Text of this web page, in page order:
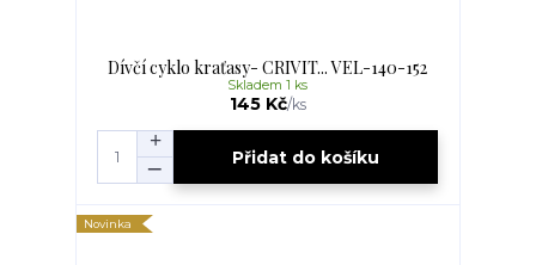
Dívčí cyklo kraťasy- CRIVIT... VEL-140-152
145 Kč/ks
Skladem 1 ks
Přidat do košíku
Novinka